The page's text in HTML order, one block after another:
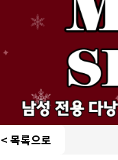
< 목록으로